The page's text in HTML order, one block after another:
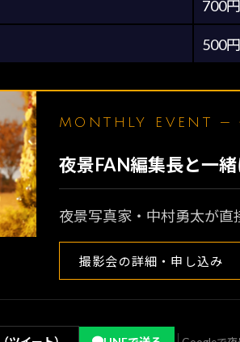
700円
500円
MONTHLY EVENT —
夜景FAN編集長と一
夜景写真家・中村勇太が
撮影会の詳細・申し込み